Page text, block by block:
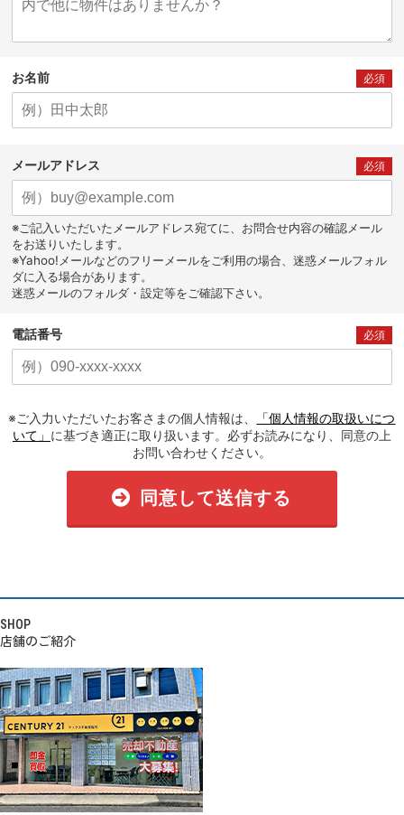
お名前 必須
メールアドレス 必須
※ご記入いただいたメールアドレス宛てに、お問合せ内容の確認メール
をお送りいたします。
※Yahoo!メールなどのフリーメールをご利用の場合、迷惑メールフォル
ダに入る場合があります。
迷惑メールのフォルダ・設定等をご確認下さい。
電話番号 必須
※ご入力いただいたお客さまの個人情報は、
「個人情報の取扱いにつ
いて」 に基づき適正に取り扱います。必ずお読みになり、同意の上
お問い合わせください。
同意して送信する
SHOP
店舗のご紹介